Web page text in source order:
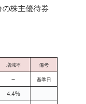
の株主優待券
増減率 備考
– 基準日
4.4%